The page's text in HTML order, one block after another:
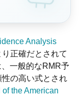
Analysis
正確だとされて
一般的なRMR予
の高い式とされ
the American